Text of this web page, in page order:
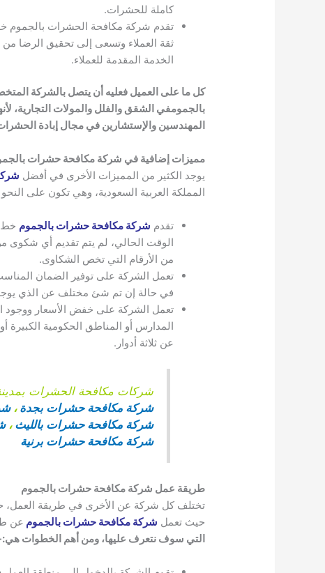
كاملة للحشرات.
تقدم شركة مكافحة الحشرات بالجموم
ثقة العملاء وتسعى إلى تحقيق الرضا
الخدمة المقدمة للعملاء.
كل ما على العميل فعليه أن يتصل بالشركة
بالجمومفي الشقق والفلل والمولات التجارية،
المهندسين والإستشارين في مجال إبادة
مميزات إضافية في شركة مكافحة حشرات
يوجد الكثير من المميزات الأخرى في أفضل
المملكة العربية السعودية، وهي تكون على النحو
تقدم شركة مكافحة حشرات بالجموم خط
الوقت الحالي، لم يتم تقديم أي شكوى
من الأرقام التي تخص الشكاوى.
تعمل الشركة على توفير الضمان
في حالة إن تم شئ مختلف عن الذي
تعمل الشركة على خفض الأسعار ووجود
المدارس أو المناطق الحكومية الكبيرة
عن ثلاثة أدوار.
شركات مكافحة الحشرات
شركة مكافحة حشرات بجدة ،
شركة مكافحة حشرات بالليث ،
شركة مكافحة حشرات برنية
طريقة عمل شركة مكافحة حشرات بالجموم
تختلف كل شركة عن الأخرى في طريقة
حيث تعمل شركة مكافحة حشرات بالجموم عن
التي سوف نتعرف عليها، ومن أهم الخطوات